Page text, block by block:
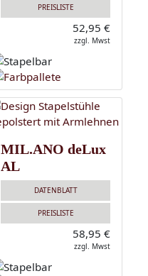
PREISLISTE
52,95 €
zzgl. Mwst
MIL.ANO deLux
AL
DATENBLATT
PREISLISTE
58,95 €
zzgl. Mwst